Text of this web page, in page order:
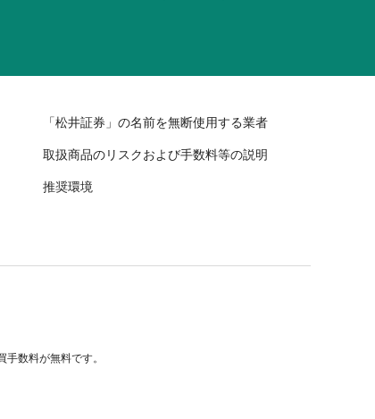
「松井証券」の名前を無断使用する業者
取扱商品のリスクおよび手数料等の説明
推奨環境
数料が無料です。